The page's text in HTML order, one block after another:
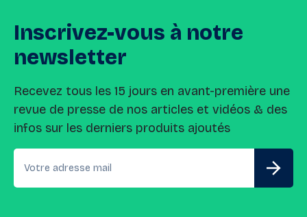
Inscrivez-vous à notre
newsletter
Recevez tous les 15 jours en avant-première une
revue de presse de nos articles et vidéos & des
infos sur les derniers produits ajoutés